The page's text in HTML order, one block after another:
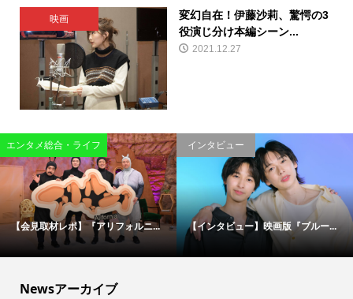
映画
変幻自在！伊藤沙莉、驚愕の3
役演じ分け本編シーン...
2021.12.27
エンタメ総合・ライフ
【会見取材レポ】『アリフォルニ...
インタビュー
【インタビュー】映画版『ブルー...
Newsアーカイブ